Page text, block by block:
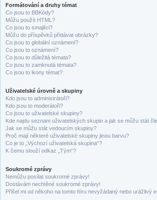
Formátování a druhy témat
Co jsou to BBKódy?
Můžu použít HTML?
Co jsou to smajlíci?
Můžu do příspěvků přidávat obrázky?
Co jsou to globální oznámení?
Co jsou to oznámení?
Co jsou to důležitá témata?
Co jsou to zamknutá témata?
Co jsou to ikony témat?
Uživatelské úrovně a skupiny
Kdo jsou to administrátoři?
Kdo jsou to moderátoři?
Co jsou to uživatelské skupiny?
Kde najdu seznam uživatelských skupin a jak se můžu stát
Jak se můžu stát vedoucím skupiny?
Proč mají některé uživatelské skupiny jinou barvu?
Co je to „Výchozí uživatelská skupina“?
K čemu slouží odkaz „Tým“?
Soukromé zprávy
Nemůžu posílat soukromé zprávy!
Dostávám nechtěné soukromé zprávy!
Přišel mi od někoho na tomto fóru nevyžádaný nebo urážlivý